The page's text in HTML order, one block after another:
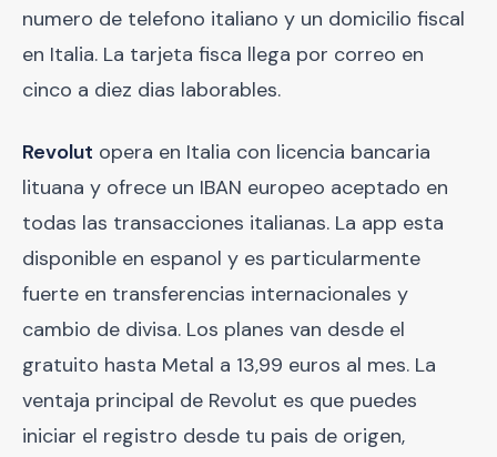
numero de telefono italiano y un domicilio fiscal
en Italia. La tarjeta fisca llega por correo en
cinco a diez dias laborables.
Revolut opera en Italia con licencia bancaria
lituana y ofrece un IBAN europeo aceptado en
todas las transacciones italianas. La app esta
disponible en espanol y es particularmente
fuerte en transferencias internacionales y
cambio de divisa. Los planes van desde el
gratuito hasta Metal a 13,99 euros al mes. La
ventaja principal de Revolut es que puedes
iniciar el registro desde tu pais de origen,